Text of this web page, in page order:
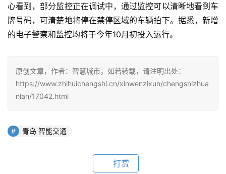
心看到，部分监控正在调试中，通过监控可以清晰地看到车
牌号码，可清楚地将停在禁停区域的车辆拍下。据悉，新增
的电子警察和监控均将于今年10月初投入运行。
原创文章，作者：智慧城市，如若转载，请注明出处：
https://www.zhihuichengshi.cn/xinwenzixun/chengshizhua
nlan/17042.html
青岛 智能交通
打赏